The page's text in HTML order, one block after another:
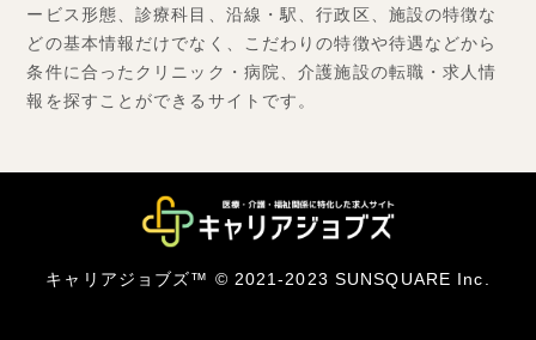
ービス形態、診療科目、沿線・駅、行政区、施設の特徴な
どの基本情報だけでなく、こだわりの特徴や待遇などから
条件に合ったクリニック・病院、介護施設の転職・求人情
報を探すことができるサイトです。
キャリアジョブズ™ © 2021-2023 SUNSQUARE Inc.